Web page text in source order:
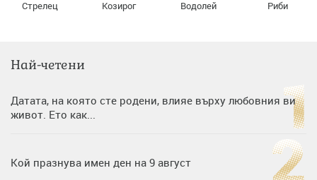
Стрелец Козирог Водолей Риби
Най-четени
Датата, на която сте родени, влияе върху любовния ви
живот. Ето как...
Кой празнува имен ден на 9 август